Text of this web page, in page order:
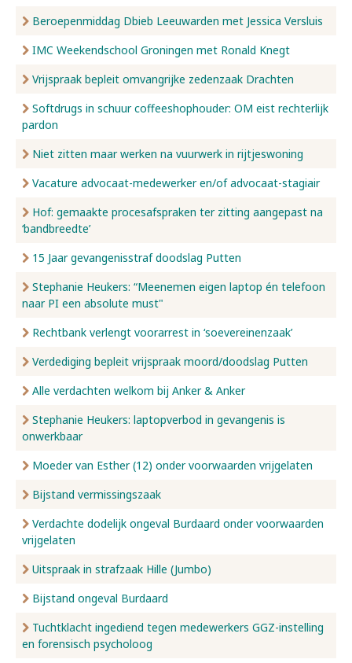
Beroepenmiddag Dbieb Leeuwarden met Jessica Versluis
IMC Weekendschool Groningen met Ronald Knegt
Vrijspraak bepleit omvangrijke zedenzaak Drachten
Softdrugs in schuur coffeeshophouder: OM eist rechterlijk
pardon
Niet zitten maar werken na vuurwerk in rijtjeswoning
Vacature advocaat-medewerker en/of advocaat-stagiair
Hof: gemaakte procesafspraken ter zitting aangepast na
‘bandbreedte’
15 Jaar gevangenisstraf doodslag Putten
Stephanie Heukers: “Meenemen eigen laptop én telefoon
naar PI een absolute must"
Rechtbank verlengt voorarrest in ‘soevereinenzaak’
Verdediging bepleit vrijspraak moord/doodslag Putten
Alle verdachten welkom bij Anker & Anker
Stephanie Heukers: laptopverbod in gevangenis is
onwerkbaar
Moeder van Esther (12) onder voorwaarden vrijgelaten
Bijstand vermissingszaak
Verdachte dodelijk ongeval Burdaard onder voorwaarden
vrijgelaten
Uitspraak in strafzaak Hille (Jumbo)
Bijstand ongeval Burdaard
Tuchtklacht ingediend tegen medewerkers GGZ-instelling
en forensisch psycholoog